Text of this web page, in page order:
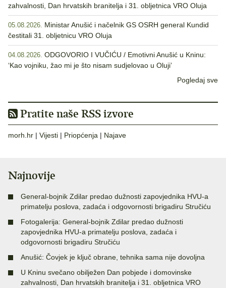
zahvalnosti, Dan hrvatskih branitelja i 31. obljetnica VRO Oluja
05.08.2026. Ministar Anušić i načelnik GS OSRH general Kundid
čestitali 31. obljetnicu VRO Oluja
04.08.2026. ODGOVORIO I VUČIĆU / Emotivni Anušić u Kninu:
‘Kao vojniku, žao mi je što nisam sudjelovao u Oluji’
Pogledaj sve
Pratite naše RSS izvore
morh.hr | Vijesti | Priopćenja | Najave
Najnovije
General-bojnik Zdilar predao dužnosti zapovjednika HVU-a
primatelju poslova, zadaća i odgovornosti brigadiru Stručiću
Fotogalerija: General-bojnik Zdilar predao dužnosti
zapovjednika HVU-a primatelju poslova, zadaća i
odgovornosti brigadiru Stručiću
Anušić: Čovjek je ključ obrane, tehnika sama nije dovoljna
U Kninu svečano obilježen Dan pobjede i domovinske
zahvalnosti, Dan hrvatskih branitelja i 31. obljetnica VRO